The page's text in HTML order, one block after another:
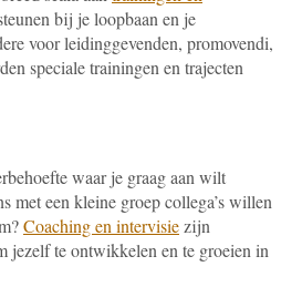
bij je loopbaan en je
voor leidinggevenden, promovendi,
speciale trainingen en trajecten
waar je graag aan wilt
met een kleine groep collega’s willen
Coaching en intervisiezijn
jezelf te ontwikkelen en te groeien in